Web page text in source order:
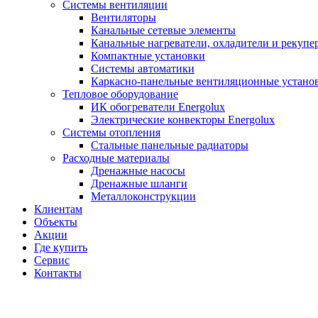
Системы вентиляции
Вентиляторы
Канальные сетевые элементы
Канальные нагреватели, охладители и
Компактные установки
Системы автоматики
Каркасно-панельные вентиляционные
Тепловое оборудование
ИК обогреватели Energolux
Электрические конвекторы Energolux
Системы отопления
Стальные панельные радиаторы
Расходные материалы
Дренажные насосы
Дренажные шланги
Металлоконструкции
Клиентам
Объекты
Акции
Где купить
Сервис
Контакты